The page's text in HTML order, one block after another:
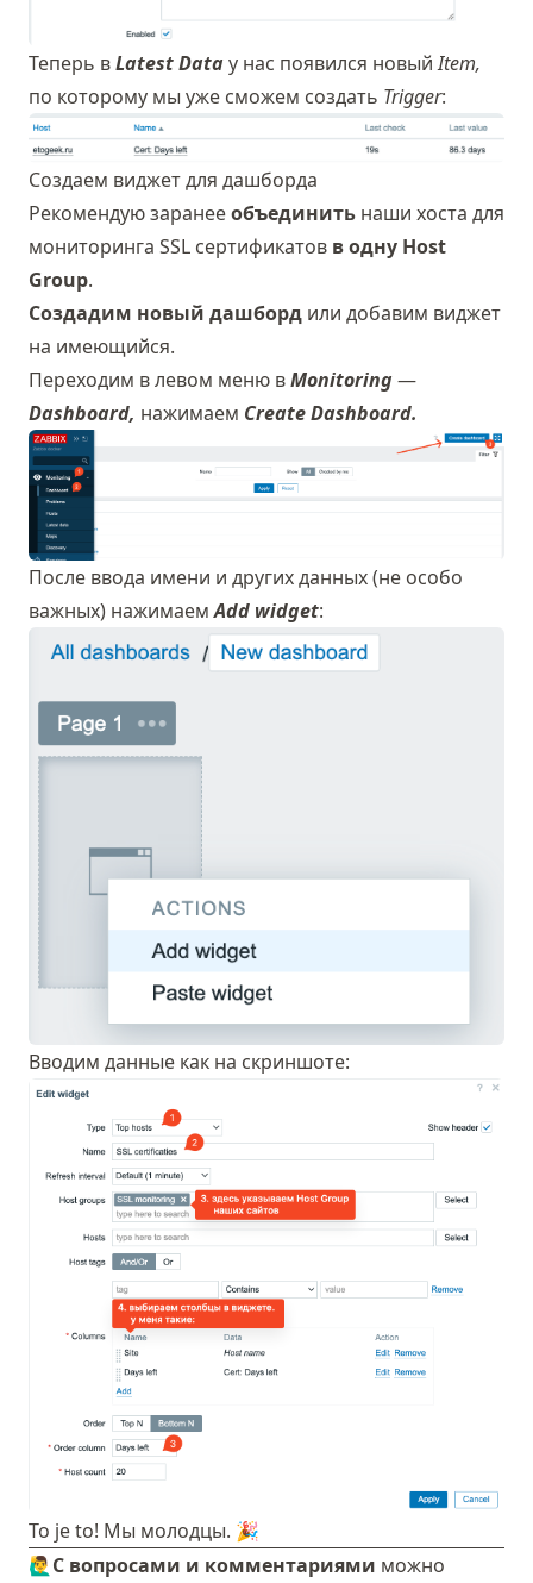
Теперь вLatest Dataу нас появился новыйItem,
по которому мы уже сможем создать Trigger:
Создаем виджет для дашборда
Рекомендую заранееобъединить наши хоста для
мониторинга SSL сертификатов в одну Host
Group.
Создадим новый дашборд или добавим виджет
на имеющийся.
Переходим в левом меню вMonitoring—
Dashboard, нажимаем Create Dashboard.
После ввода имени и других данных (не особо
важных) нажимаемAdd widget:
Вводим данные как на скриншоте:
To je to! Мы молодцы. 🎉
🙋‍♂️ С вопросами и комментариями можно